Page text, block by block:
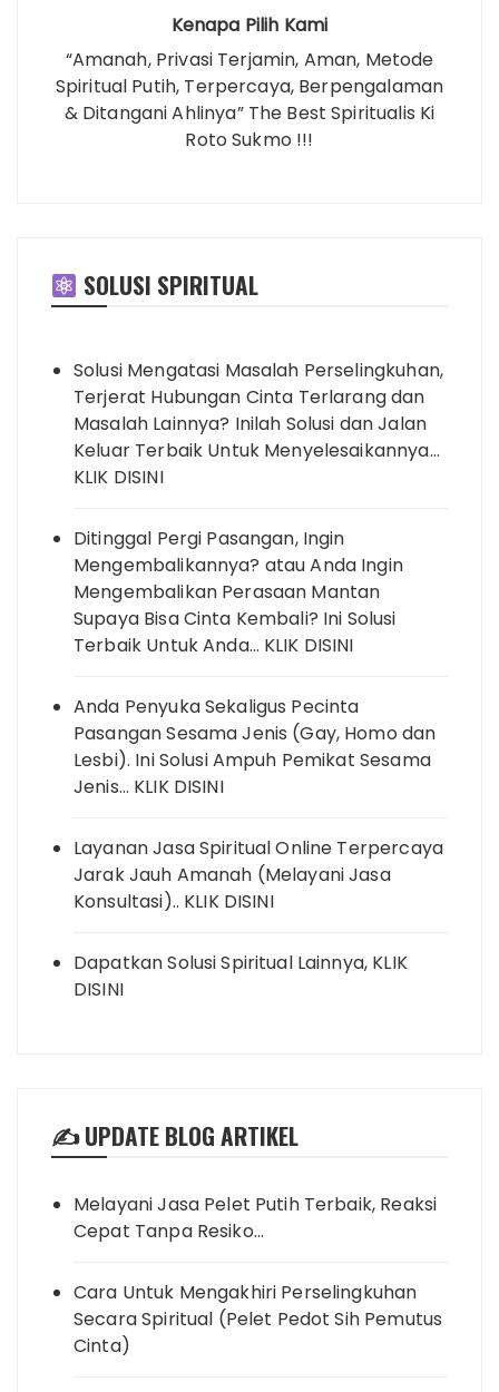
Kenapa Pilih Kami
“Amanah, Privasi Terjamin, Aman, Metode
Spiritual Putih, Terpercaya, Berpengalaman
& Ditangani Ahlinya” The Best Spiritualis Ki
Roto Sukmo !!!
SOLUSI SPIRITUAL
Solusi Mengatasi Masalah Perselingkuhan,
Terjerat Hubungan Cinta Terlarang dan
Masalah Lainnya? Inilah Solusi dan Jalan
Keluar Terbaik Untuk Menyelesaikannya…
KLIK DISINI
Ditinggal Pergi Pasangan, Ingin
Mengembalikannya? atau Anda Ingin
Mengembalikan Perasaan Mantan
Supaya Bisa Cinta Kembali? Ini Solusi
Terbaik Untuk Anda… KLIK DISINI
Anda Penyuka Sekaligus Pecinta
Pasangan Sesama Jenis (Gay, Homo dan
Lesbi). Ini Solusi Ampuh Pemikat Sesama
Jenis… KLIK DISINI
Layanan Jasa Spiritual Online Terpercaya
Jarak Jauh Amanah (Melayani Jasa
Konsultasi).. KLIK DISINI
Dapatkan Solusi Spiritual Lainnya, KLIK
DISINI
✍️ UPDATE BLOG ARTIKEL
Melayani Jasa Pelet Putih Terbaik, Reaksi
Cepat Tanpa Resiko…
Cara Untuk Mengakhiri Perselingkuhan
Secara Spiritual (Pelet Pedot Sih Pemutus
Cinta)